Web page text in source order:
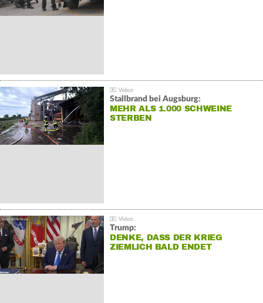
Stallbrand bei Augsburg:
MEHR ALS 1.000 SCHWEINE
STERBEN
Trump:
DENKE, DASS DER KRIEG
ZIEMLICH BALD ENDET